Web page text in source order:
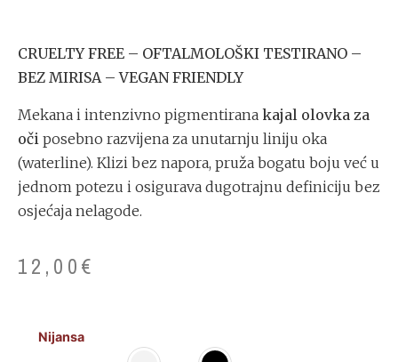
CRUELTY FREE – OFTALMOLOŠKI TESTIRANO –
BEZ MIRISA – VEGAN FRIENDLY
Mekana i intenzivno pigmentirana kajal olovka za
oči posebno razvijena za unutarnju liniju oka
(waterline). Klizi bez napora, pruža bogatu boju već u
jednom potezu i osigurava dugotrajnu definiciju bez
osjećaja nelagode.
12,00€
Nijansa